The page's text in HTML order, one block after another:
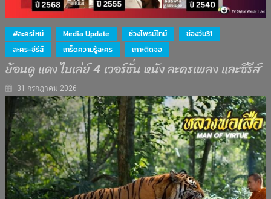
#ละครใหม่ Media Update ช่วงไพรม์ไทม์
ช่องวัน31
ละคร-ซีรีส์
เกร็ดความรู้ละคร เกาะติดจอ
ย้อนดู แดง ไบเล่ย์ 4 เวอร์ชั่น หนัง ละครเพลง และซีรีส์
31 กรกฎาคม 2026